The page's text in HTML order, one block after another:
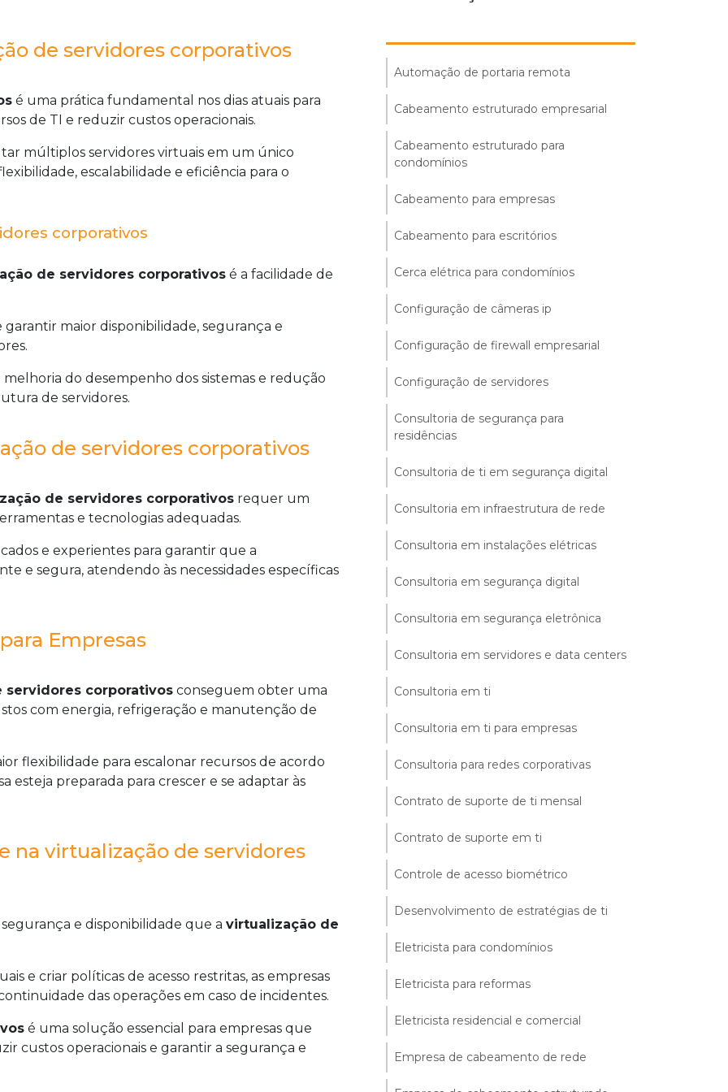
de servidores corporativos
é uma prática fundamental nos dias atuais para
de TI e reduzir custos operacionais.
múltiplos servidores virtuais em um único
escalabilidade e eficiência para o
corporativos
de servidores corporativos é a facilidade de
maior disponibilidade, segurança e
do desempenho dos sistemas e redução
de servidores.
de servidores corporativos
de servidores corporativos requer um
e tecnologias adequadas.
e experientes para garantir que a
e segura, atendendo às necessidades específicas
Empresas
servidores corporativos conseguem obter uma
com energia, refrigeração e manutenção de
flexibilidade para escalonar recursos de acordo
esteja preparada para crescer e se adaptar às
na virtualização de servidores
e disponibilidade que a virtualização de
e criar políticas de acesso restritas, as empresas
das operações em caso de incidentes.
é uma solução essencial para empresas que
custos operacionais e garantir a segurança e
Automação de portaria remota
Cabeamento estruturado empresarial
Cabeamento estruturado para
condomínios
Cabeamento para empresas
Cabeamento para escritórios
Cerca elétrica para condomínios
Configuração de câmeras ip
Configuração de firewall empresarial
Configuração de servidores
Consultoria de segurança para
residências
Consultoria de ti em segurança digital
Consultoria em infraestrutura de rede
Consultoria em instalações elétricas
Consultoria em segurança digital
Consultoria em segurança eletrônica
Consultoria em servidores e data centers
Consultoria em ti
Consultoria em ti para empresas
Consultoria para redes corporativas
Contrato de suporte de ti mensal
Contrato de suporte em ti
Controle de acesso biométrico
Desenvolvimento de estratégias de ti
Eletricista para condomínios
Eletricista para reformas
Eletricista residencial e comercial
Empresa de cabeamento de rede